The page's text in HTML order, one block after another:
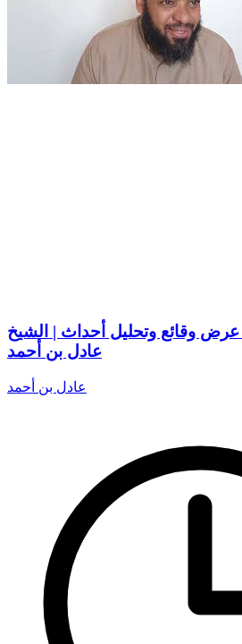
عرض وقائع وتحليل أحداث | الشيخ
عادل بن أحمد
عادل بن أحمد